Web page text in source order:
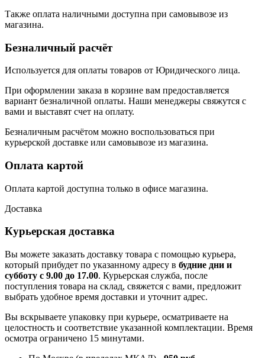
Также оплата наличными доступна при самовывозе из
магазина.
Безналичный расчёт
Используется для оплаты товаров от Юридического лица.
При оформлении заказа в корзине вам предоставляется
вариант безналичной оплаты. Наши менеджеры свяжутся с
вами и выставят счет на оплату.
Безналичным расчётом можно воспользоваться при
курьерской доставке или самовывозе из магазина.
Оплата картой
Оплата картой доступна только в офисе магазина.
Доставка
Курьерская доставка
Вы можете заказать доставку товара с помощью курьера,
который прибудет по указанному адресу в будние дни и
субботу с 9.00 до 17.00. Курьерская служба, после
поступления товара на склад, свяжется с вами, предложит
выбрать удобное время доставки и уточнит адрес.
Вы вскрываете упаковку при курьере, осматриваете на
целостность и соответствие указанной комплектации. Время
осмотра ограничено 15 минутами.